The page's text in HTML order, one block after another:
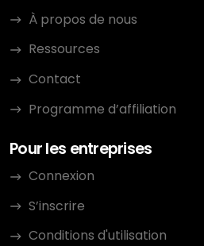
À propos de nous
Ressources
Contact
Programme d’affiliation
Pour les entreprises
Connexion
S’inscrire
Conditions d'utilisation